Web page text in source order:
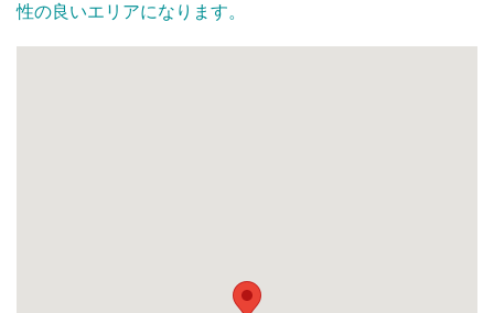
性の良いエリアになります。